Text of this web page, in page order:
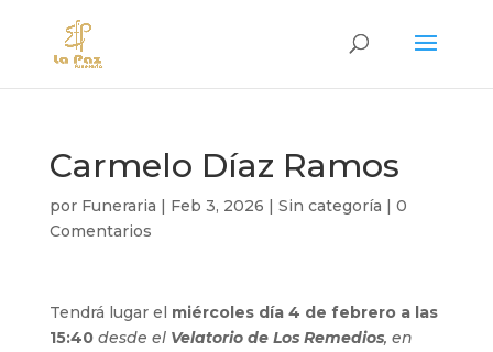
Carmelo Díaz Ramos
por Funeraria | Feb 3, 2026 | Sin categoría | 0
Comentarios
Tendrá lugar el miércoles día 4 de febrero a las
15:40 desde el Velatorio de Los Remedios, en